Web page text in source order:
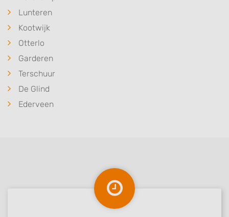
Lunteren
Kootwijk
Otterlo
Garderen
Terschuur
De Glind
Ederveen